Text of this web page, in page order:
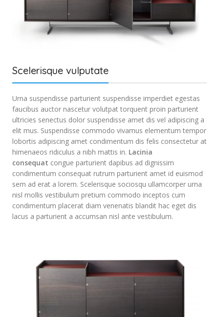
Scelerisque vulputate
Urna suspendisse parturient suspendisse imperdiet egestas
faucibus auctor nascetur volutpat torquent proin parturient
ultricies senectus dolor suspendisse amet dis vel adipiscing a
elit mus. Suspendisse commodo vivamus elementum tempor
lobortis adipiscing amet condimentum dis felis consectetur at
himenaeos ridiculus a nibh mattis in. Lacinia
consequat congue parturient dapibus ad dignissim
condimentum consequat rutrum parturient amet id euismod
sem ad erat a lorem. Scelerisque sociosqu ullamcorper urna
nisl mollis vestibulum pretium commodo inceptos cum
condimentum placerat diam venenatis blandit hac eget dis
lacus a parturient a accumsan nisl ante vestibulum.